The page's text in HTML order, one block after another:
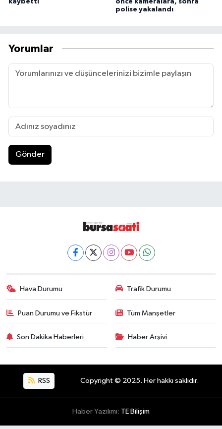
kaybetti
önce kameralara, sonra
polise yakalandı
Yorumlar
Gönder
Hava Durumu Trafik Durumu
Puan Durumu ve Fikstür Tüm Manşetler
Son Dakika Haberleri Haber Arşivi
RSS Copyright © 2025. Her hakkı saklıdır.
Haber Yazılımı: TE Bilişim